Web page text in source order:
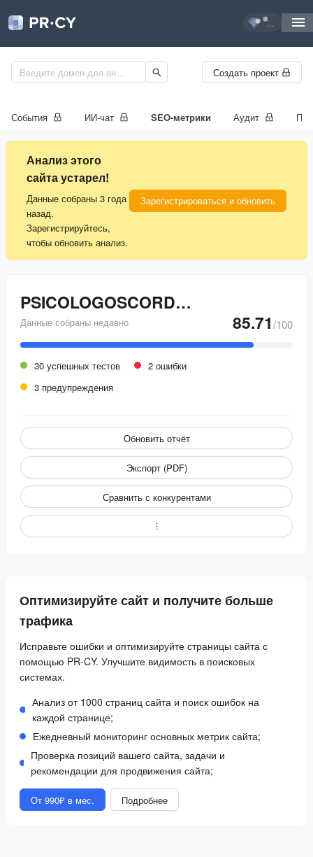
...
Создать проект
События ИИ-чат SEO-метрики Аудит
Анализ этого
сайта устарел!
Данные собраны 3 года
назад.
Зарегистрируйтесь,
чтобы обновить анализ.
Зарегистрироваться и обновить
PSICOLOGOSCORDOBA.ORG
Данные собраны недавно 85.71/100
30 успешных тестов
2 ошибки
3 предупреждения
Обновить отчёт
Экспорт (PDF)
Сравнить с конкурентами
Оптимизируйте сайт и получите больше
трафика
Исправьте ошибки и оптимизируйте страницы сайта с
помощью PR-CY. Улучшите видимость в поисковых
системах.
Анализ от 1000 страниц сайта и поиск ошибок на
каждой странице;
Ежедневный мониторинг основных метрик сайта;
Проверка позиций вашего сайта, задачи и
рекомендации для продвижения сайта;
От 990₽ в мес. Подробнее